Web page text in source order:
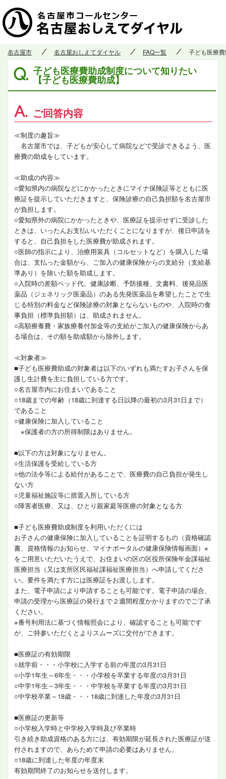
名古屋市 名古屋おしえてダイヤル FAQ一覧 子ども医療
Q. 子ども医療費助成制度について知りたい
【子ども医療費助成】
A. ご回答内容
≪制度の趣旨≫
名古屋市では、子どもが安心して病院などで受診できるよう、医
療費の助成をしています。
≪助成の内容≫
○愛知県内の病院などにかかったときにマイナ保険証等とともに医
療証を提示していただきますと、保険診療の自己負担額を名古屋市
が負担します。
○愛知県外の病院にかかったときや、医療証を提示せずに受診した
ときは、いったんお支払いいただくことになりますが、後日申請を
すると、自己負担をした医療費が助成されます。
○医師の指示により、治療用装具（コルセットなど）を購入した場
合は、支払った金額から、ご加入の健康保険からの支給分（支給基
準あり）を除いた額を助成します。
○入院時の差額ベッド代、健康診断、予防接種、文書料、後発品医
薬品（ジェネリック医薬品）のある先発医薬品を希望したことで生
じる特別の料金など保険診療の対象とならないものや、入院時の食
事負担（標準負担額）は、助成されません。
○高額療養費・家族療養付加金等の支給がご加入の健康保険からあ
る場合は、その額を助成額から除外します。
≪対象者≫
■子ども医療費助成の対象者は以下のいずれも満たすお子さんを保
護し生計費を主に負担している方です。
○名古屋市内にお住まいであること
○18歳までの年齢（18歳に到達する日以降の最初の3月31日まで）
であること
○健康保険に加入していること
※保護者の方の所得制限はありません。
■以下の方は対象になりません。
○生活保護を受給している方
○他の法令等による給付があることで、医療費の自己負担が発生し
ない方
○児童福祉施設等に措置入所している方
○障害者医療、又は、ひとり親家庭等医療の対象となる方
■子ども医療費助成制度を利用いただくには
お子さんの健康保険に加入していることを証明するもの（資格確認
書、資格情報のお知らせ、マイナポータルの健康保険情報画面）※
をご用意いただいたうえで、お住まいの区の区役所保険年金課福祉
医療担当（又は支所区民福祉課福祉医療担当）へ申請してくださ
い。要件を満たす方には医療証をお渡しします。
また、電子申請により申請することも可能です。電子申請の場合、
申請の受理から医療証の発行まで２週間程度かかりますのでご了承
ください。
※番号利用法に基づく情報照会により、確認することも可能です
が、ご持参いただくとよりスムーズに交付ができます。
■医療証の有効期限
○就学前・・・小学校に入学する前の年度の3月31日
○小学1年生～6年生・・・小学校を卒業する年度の3月31日
○中学1年生～3年生・・・中学校を卒業する年度の3月31日
○中学校卒業～18歳・・・18歳に到達した年度の3月31日
■医療証の更新等
○小学校入学時と中学校入学時及び卒業時
引き続き助成資格のある方には、有効期限が延長された医療証が送
付されますので、あらためて申請の必要はありません。
○18歳に到達した年度の年度末
有効期間終了のお知らせを送付します。